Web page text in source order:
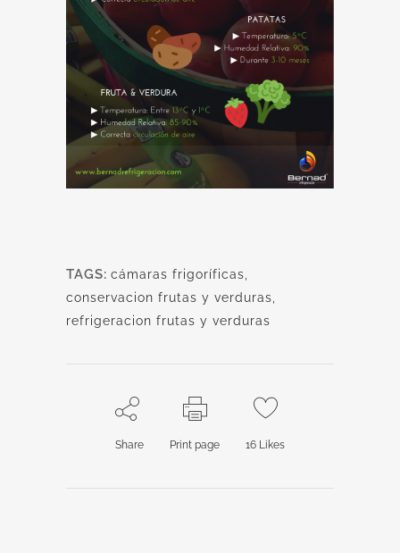
TAGS: cámaras frigoríficas
conservacion frutas y verduras
refrigeracion frutas y verduras
Share Print page 16 Likes